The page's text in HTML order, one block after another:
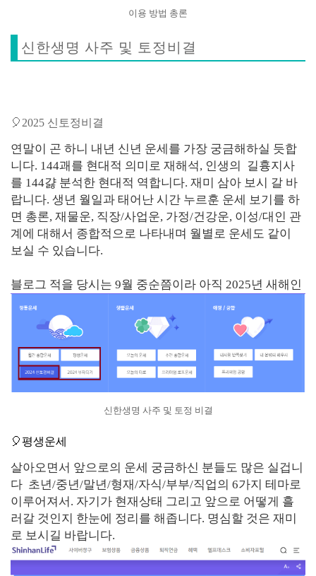
이용 방법 총론
신한생명 사주 및 토정비결
🎈2025 신토정비결
연말이 곤 하니 내년 신년 운세를 가장 궁금해하실 듯합
니다. 144괘를 현대적 의미로 재해석, 인생의 길흉지사
를 144걇 분석한 현대적 역합니다. 재미 삼아 보시 갈 바
랍니다. 생년 월일과 태어난 시간 누르훈 운세 보기를 하
면 총론, 재물운, 직장/사업운, 가정/건강운, 이성/대인 관
계에 대해서 종합적으로 나타내며 월별로 운세도 같이
보실 수 있습니다.
블로그 적을 당시는 9월 중순쯤이라 아직 2025년 새해인
신한생명 사주 및 토정 비결
🎈평생운세
살아오면서 앞으로의 운세 궁금하신 분들도 많은 실겁니
다 초년/중년/말년/형재/자식/부부/직업의 6가지 테마로
이루어져서. 자기가 현재상태 그리고 앞으로 어떻게 흘
러갈 것인지 한눈에 정리를 해좁니다. 명심할 것은 재미
로 보시길 바랍니다.